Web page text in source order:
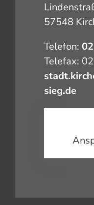
57548
Telefon:
Telefax:
sieg.de